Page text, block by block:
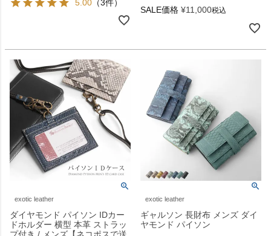
5.00 （3件）
SALE価格 ¥11,000税込
exotic leather
ダイヤモンド パイソン IDカー
ドホルダー 横型 本革 ストラッ
プ付き / メンズ【ネコポスで送
exotic leather
ギャルソン 長財布 メンズ ダイ
ヤモンド パイソン